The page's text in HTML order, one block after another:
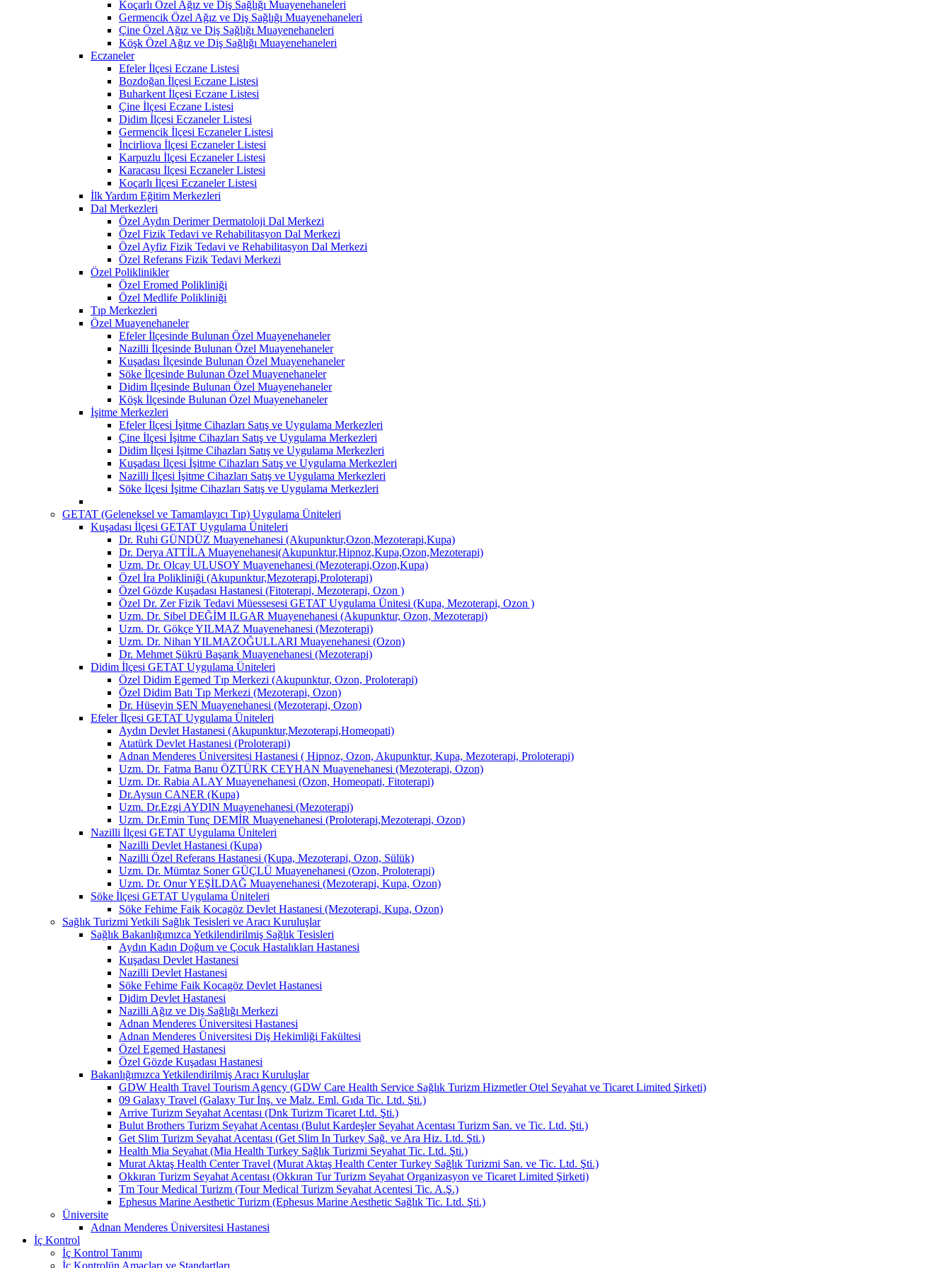
Koçarlı Özel Ağız ve Diş Sağlığı Muayenehaneleri
Germencik Özel Ağız ve Diş Sağlığı Muayenehaneleri
Çine Özel Ağız ve Diş Sağlığı Muayenehaneleri
Köşk Özel Ağız ve Diş Sağlığı Muayenehaneleri
Eczaneler
Efeler İlçesi Eczane Listesi
Bozdoğan İlçesi Eczane Listesi
Buharkent İlçesi Eczane Listesi
Çine İlçesi Eczane Listesi
Didim İlçesi Eczaneler Listesi
Germencik İlçesi Eczaneler Listesi
İncirliova İlçesi Eczaneler Listesi
Karpuzlu İlçesi Eczaneler Listesi
Karacasu İlçesi Eczaneler Listesi
Koçarlı İlçesi Eczaneler Listesi
İlk Yardım Eğitim Merkezleri
Dal Merkezleri
Özel Aydın Derimer Dermatoloji Dal Merkezi
Özel Fizik Tedavi ve Rehabilitasyon Dal Merkezi
Özel Ayfiz Fizik Tedavi ve Rehabilitasyon Dal Merkezi
Özel Referans Fizik Tedavi Merkezi
Özel Poliklinikler
Özel Eromed Polikliniği
Özel Medlife Polikliniği
Tıp Merkezleri
Özel Muayenehaneler
Efeler İlçesinde Bulunan Özel Muayenehaneler
Nazilli İlçesinde Bulunan Özel Muayenehaneler
Kuşadası İlçesinde Bulunan Özel Muayenehaneler
Söke İlçesinde Bulunan Özel Muayenehaneler
Didim İlçesinde Bulunan Özel Muayenehaneler
Köşk İlçesinde Bulunan Özel Muayenehaneler
İşitme Merkezleri
Efeler İlçesi İşitme Cihazları Satış ve Uygulama Merkezleri
Çine İlçesi İşitme Cihazları Satış ve Uygulama Merkezleri
Didim İlçesi İşitme Cihazları Satış ve Uygulama Merkezleri
Kuşadası İlçesi İşitme Cihazları Satış ve Uygulama Merkezleri
Nazilli İlçesi İşitme Cihazları Satış ve Uygulama Merkezleri
Söke İlçesi İşitme Cihazları Satış ve Uygulama Merkezleri
GETAT (Geleneksel ve Tamamlayıcı Tıp) Uygulama Üniteleri
Kuşadası İlçesi GETAT Uygulama Üniteleri
Dr. Ruhi GÜNDÜZ Muayenehanesi (Akupunktur,Ozon,Mezoterapi,Kupa)
Dr. Derya ATTİLA Muayenehanesi(Akupunktur,Hipnoz,Kupa,Ozon,Mezoterapi)
Uzm. Dr. Olcay ULUSOY Muayenehanesi (Mezoterapi,Ozon,Kupa)
Özel İra Polikliniği (Akupunktur,Mezoterapi,Proloterapi)
Özel Gözde Kuşadası Hastanesi (Fitoterapi, Mezoterapi, Ozon )
Özel Dr. Zer Fizik Tedavi Müessesesi GETAT Uygulama Ünitesi (Kupa, Mezoterapi, Ozon )
Uzm. Dr. Sibel DEĞİM ILGAR Muayenehanesi (Akupunktur, Ozon, Mezoterapi)
Uzm. Dr. Gökçe YILMAZ Muayenehanesi (Mezoterapi)
Uzm. Dr. Nihan YILMAZOĞULLARI Muayenehanesi (Ozon)
Dr. Mehmet Şükrü Başarık Muayenehanesi (Mezoterapi)
Didim İlçesi GETAT Uygulama Üniteleri
Özel Didim Egemed Tıp Merkezi (Akupunktur, Ozon, Proloterapi)
Özel Didim Batı Tıp Merkezi (Mezoterapi, Ozon)
Dr. Hüseyin ŞEN Muayenehanesi (Mezoterapi, Ozon)
Efeler İlçesi GETAT Uygulama Üniteleri
Aydın Devlet Hastanesi (Akupunktur,Mezoterapi,Homeopati)
Atatürk Devlet Hastanesi (Proloterapi)
Adnan Menderes Üniversitesi Hastanesi ( Hipnoz, Ozon, Akupunktur, Kupa, Mezoterapi, Proloterapi)
Uzm. Dr. Fatma Banu ÖZTÜRK CEYHAN Muayenehanesi (Mezoterapi, Ozon)
Uzm. Dr. Rabia ALAY Muayenehanesi (Ozon, Homeopati, Fitoterapi)
Dr.Aysun CANER (Kupa)
Uzm. Dr.Ezgi AYDIN Muayenehanesi (Mezoterapi)
Uzm. Dr.Emin Tunç DEMİR Muayenehanesi (Proloterapi,Mezoterapi, Ozon)
Nazilli İlçesi GETAT Uygulama Üniteleri
Nazilli Devlet Hastanesi (Kupa)
Nazilli Özel Referans Hastanesi (Kupa, Mezoterapi, Ozon, Sülük)
Uzm. Dr. Mümtaz Soner GÜÇLÜ Muayenehanesi (Ozon, Proloterapi)
Uzm. Dr. Onur YEŞİLDAĞ Muayenehanesi (Mezoterapi, Kupa, Ozon)
Söke İlçesi GETAT Uygulama Üniteleri
Söke Fehime Faik Kocagöz Devlet Hastanesi (Mezoterapi, Kupa, Ozon)
Sağlık Turizmi Yetkili Sağlık Tesisleri ve Aracı Kuruluşlar
Sağlık Bakanlığımızca Yetkilendirilmiş Sağlık Tesisleri
Aydın Kadın Doğum ve Çocuk Hastalıkları Hastanesi
Kuşadası Devlet Hastanesi
Nazilli Devlet Hastanesi
Söke Fehime Faik Kocagöz Devlet Hastanesi
Didim Devlet Hastanesi
Nazilli Ağız ve Diş Sağlığı Merkezi
Adnan Menderes Üniversitesi Hastanesi
Adnan Menderes Üniversitesi Diş Hekimliği Fakültesi
Özel Egemed Hastanesi
Özel Gözde Kuşadası Hastanesi
Bakanlığımızca Yetkilendirilmiş Aracı Kuruluşlar
GDW Health Travel Tourism Agency (GDW Care Health Service Sağlık Turizm Hizmetler Otel Seyahat ve Ticaret Limited Şirketi)
09 Galaxy Travel (Galaxy Tur İnş. ve Malz. Eml. Gıda Tic. Ltd. Şti.)
Arrive Turizm Seyahat Acentası (Dnk Turizm Ticaret Ltd. Şti.)
Bulut Brothers Turizm Seyahat Acentası (Bulut Kardeşler Seyahat Acentası Turizm San. ve Tic. Ltd. Şti.)
Get Slim Turizm Seyahat Acentası (Get Slim In Turkey Sağ. ve Ara Hiz. Ltd. Şti.)
Health Mia Seyahat (Mia Health Turkey Sağlık Turizmi Seyahat Tic. Ltd. Şti.)
Murat Aktaş Health Center Travel (Murat Aktaş Health Center Turkey Sağlık Turizmi San. ve Tic. Ltd. Şti.)
Okkıran Turizm Seyahat Acentası (Okkıran Tur Turizm Seyahat Organizasyon ve Ticaret Limited Şirketi)
Tm Tour Medical Turizm (Tour Medical Turizm Seyahat Acentesi Tic. A.Ş.)
Ephesus Marine Aesthetic Turizm (Ephesus Marine Aesthetic Sağlık Tic. Ltd. Şti.)
Üniversite
Adnan Menderes Üniversitesi Hastanesi
İç Kontrol
İç Kontrol Tanımı
İç Kontrolün Amaçları ve Standartları